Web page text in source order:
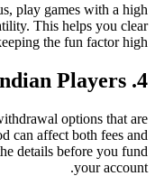
play games with a high
This helps you clear
the fun factor high.
4. Payment Methods for Indian Players
options that are
can affect both fees and
details before you fund
your account.